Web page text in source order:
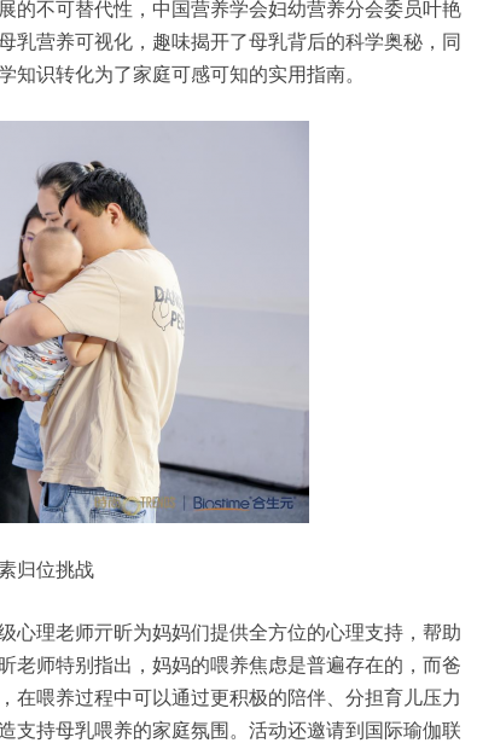
的不可替代性，中国营养学会妇幼营养分会委员叶艳
乳营养可视化，趣味揭开了母乳背后的科学奥秘，同
识转化为了家庭可感可知的实用指南。
归位挑战
心理老师亓昕为妈妈们提供全方位的心理支持，帮助
老师特别指出，妈妈的喂养焦虑是普遍存在的，而爸
在喂养过程中可以通过更积极的陪伴、分担育儿压力
支持母乳喂养的家庭氛围。活动还邀请到国际瑜伽联